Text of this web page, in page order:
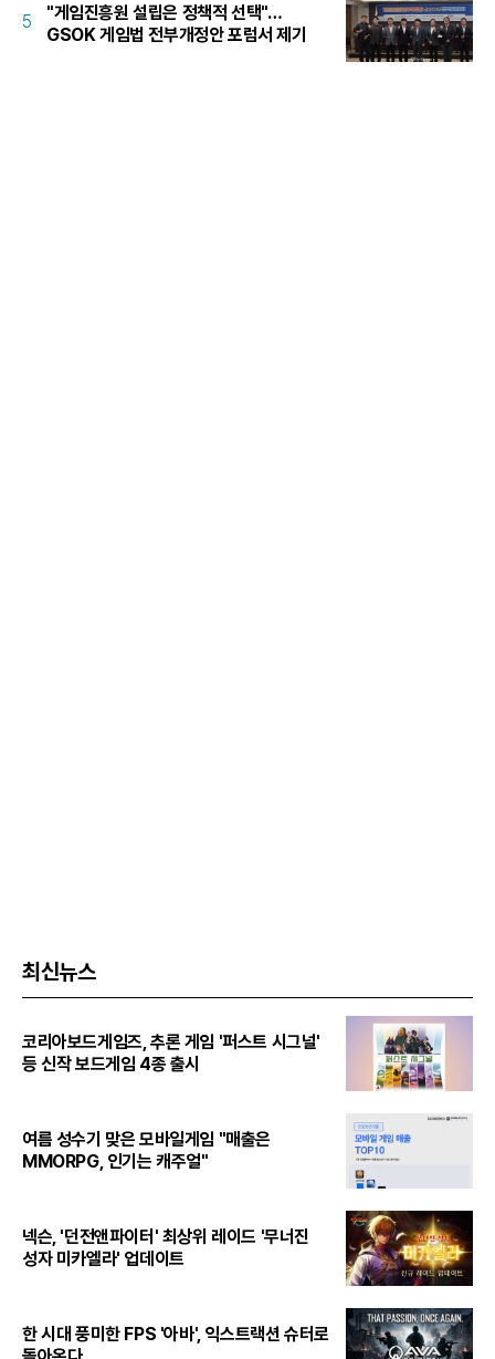
5
"게임진흥원 설립은 정책적 선택"…
GSOK 게임법 전부개정안 포럼서 제기
최신뉴스
코리아보드게임즈, 추론 게임 '퍼스트 시그널'
등 신작 보드게임 4종 출시
여름 성수기 맞은 모바일게임 "매출은
MMORPG, 인기는 캐주얼"
넥슨, '던전앤파이터' 최상위 레이드 '무너진
성자 미카엘라' 업데이트
한 시대 풍미한 FPS '아바', 익스트랙션 슈터로